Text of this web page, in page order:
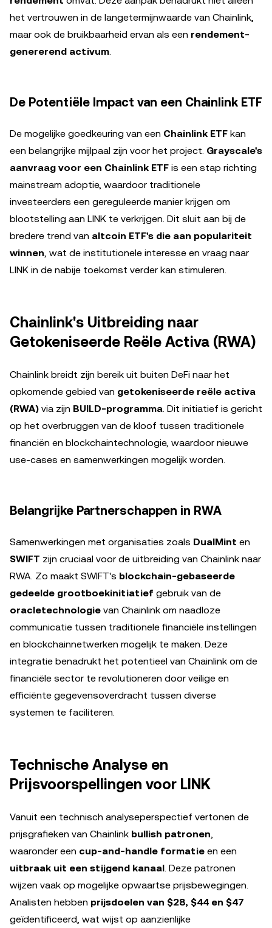
het vertrouwen in de langetermijnwaarde van Chainlink,
maar ook de bruikbaarheid ervan als een rendement-
genererend activum.
De Potentiële Impact van een Chainlink ETF
De mogelijke goedkeuring van een Chainlink ETF kan
een belangrijke mijlpaal zijn voor het project. Grayscale's
aanvraag voor een Chainlink ETF is een stap richting
mainstream adoptie, waardoor traditionele
investeerders een gereguleerde manier krijgen om
blootstelling aan LINK te verkrijgen. Dit sluit aan bij de
bredere trend van altcoin ETF's die aan populariteit
winnen, wat de institutionele interesse en vraag naar
LINK in de nabije toekomst verder kan stimuleren.
Chainlink's Uitbreiding naar
Getokeniseerde Reële Activa (RWA)
Chainlink breidt zijn bereik uit buiten DeFi naar het
opkomende gebied van getokeniseerde reële activa
(RWA) via zijn BUILD-programma. Dit initiatief is gericht
op het overbruggen van de kloof tussen traditionele
financiën en blockchaintechnologie, waardoor nieuwe
use-cases en samenwerkingen mogelijk worden.
Belangrijke Partnerschappen in RWA
Samenwerkingen met organisaties zoals DualMint en
SWIFT zijn cruciaal voor de uitbreiding van Chainlink naar
RWA. Zo maakt SWIFT's blockchain-gebaseerde
gedeelde grootboekinitiatief gebruik van de
oracletechnologie van Chainlink om naadloze
communicatie tussen traditionele financiële instellingen
en blockchainnetwerken mogelijk te maken. Deze
integratie benadrukt het potentieel van Chainlink om de
financiële sector te revolutioneren door veilige en
efficiënte gegevensoverdracht tussen diverse
systemen te faciliteren.
Technische Analyse en
Prijsvoorspellingen voor LINK
Vanuit een technisch analyseperspectief vertonen de
prijsgrafieken van Chainlink bullish patronen,
waaronder een cup-and-handle formatie en een
uitbraak uit een stijgend kanaal. Deze patronen
wijzen vaak op mogelijke opwaartse prijsbewegingen.
Analisten hebben prijsdoelen van $28, $44 en $47
geïdentificeerd, wat wijst op aanzienlijke